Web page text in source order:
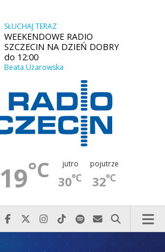
SŁUCHAJ TERAZ
WEEKENDOWE RADIO
SZCZECIN NA DZIEŃ DOBRY
do 12:00
Beata Użarowska
19°C jutro
30°C
pojutrze
32°C
Najlepiej po prostu do nas zadzwoń
Odwiedź nas na Facebook-u
Odwiedź nas na X
Odwiedź nas na Instagram-ie
Odwiedź nas na TikTok-u
Szukaj nas na Spotify
Wyślij do nas
Szukaj